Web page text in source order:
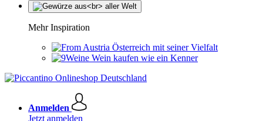
Mehr Inspiration
Österreich mit seiner Vielfalt
Wein kaufen wie ein Kenner
Anmelden
Jetzt anmelden